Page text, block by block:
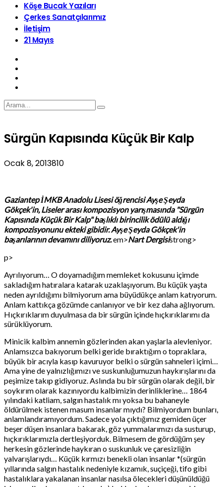
Köşe Bucak Yazıları
Çerkes Sanatçılarımız
İletişim
21 Mayıs
Sürgün Kapısında Küçük Bir Kalp
Ocak 8, 2013810
Gaziantep İMKB Anadolu Lisesi öğrencisi Ayşe Şeyda
Gökçek'in, Liseler arası kompozisyon yarışmasında "Sürgün
Kapısında Küçük Bir Kalp" başlıklı birincilik ödülü aldığı
kompozisyonunu ekteki gibidir. Ayşe Şeyda Gökçek'in
başarılarının devamını diliyoruz.em>Nart Dergisistrong>
p>
Ayrılıyorum… O doyamadığım memleket kokusunu içimde
sakladığım hatıralara katarak uzaklaşıyorum. Bu küçük yaşta
neden ayrıldığımı bilmiyorum ama büyüdükçe anlam katıyorum.
Anlam kattıkça gözümde canlanıyor ve bir kez daha ağlıyorum.
Hıçkırıklarım duyulmasa da bir sürgün içinde hıçkırıklarımı da
sürüklüyorum.
Minicik kalbim annemin gözlerinden akan yaşlarla alevleniyor.
Anlamsızca bakıyorum belki geride bıraktığım o topraklara,
büyük bir acıyla kasıp kavuruyor belki o sürgün sahneleri içimi…
Ama yine de yalnızlığımızı ve suskunluğumuzun haykırışlarını da
peşimize takıp gidiyoruz. Aslında bu bir sürgün olarak değil, bir
soykırım olarak kazınıyordu kalbimizin derinliklerine… 1864
yılındaki katliam, salgın hastalık mı yoksa bu bahaneyle
öldürülmek istenen masum insanlar mıydı? Bilmiyordum bunları,
anlamlandıramıyordum. Sadece yola çıktığımız gemiden üçer
beşer düşen insanlara bakarak, göz yummalarımızı da susturup,
hıçkırıklarımızla dertleşiyorduk. Bilmesem de gördüğüm şey
herkesin gözlerinde haykıran o suskunluk ve çaresizliğin
yalvarışlarıydı… Küçük kırmızı benekli olan insanlar *(sürgün
yıllarında salgın hastalık nedeniyle kızamık, suçiçeği, tifo gibi
hastalıklara yakalanan insanlar nasılsa ölecekleri düşünüldüğü